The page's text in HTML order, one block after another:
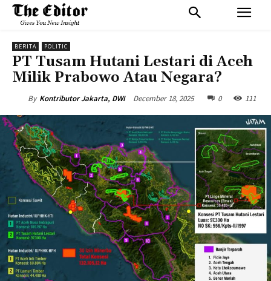
BERITA POLITIC
PT Tusam Hutani Lestari di Aceh
Milik Prabowo Atau Negara?
By Kontributor Jakarta, DWI December 18, 2025 0 111